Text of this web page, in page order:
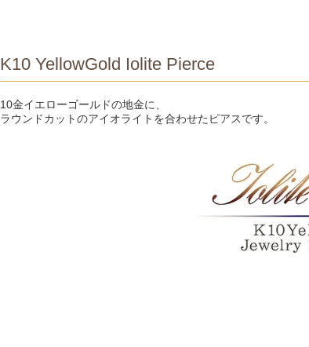
K10 YellowGold Iolite Pierce
10金イエローゴールドの地金に、
ラウンドカットのアイオライトを合わせたピアスです。